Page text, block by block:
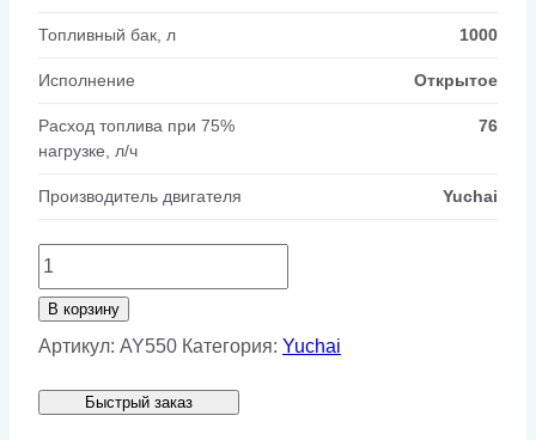
Топливный бак, л 1000
Исполнение Открытое
Расход топлива при 75%
нагрузке, л/ч
76
Производитель двигателя Yuchai
Количество
товара
Дизельный
Yuchai
В корзину
Артикул: AY550 Категория: Yuchai
Быстрый заказ